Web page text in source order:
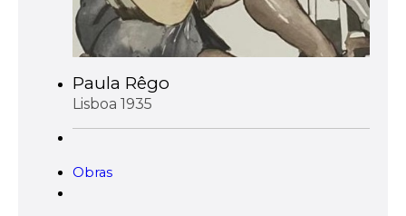
Paula Rêgo
Lisboa 1935
Obras